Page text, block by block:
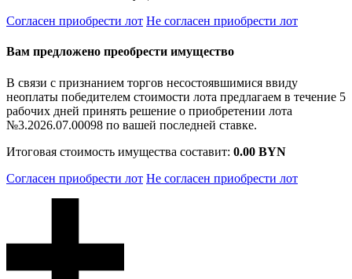
Согласен приобрести лот Не согласен приобрести лот
Вам предложено преобрести имущество
В связи с признанием торгов несостоявшимися ввиду
неоплаты победителем стоимости лота предлагаем в течение 5
рабочих дней принять решение о приобретении лота
№3.2026.07.00098 по вашей последней ставке.
Итоговая стоимость имущества составит: 0.00 BYN
Согласен приобрести лот Не согласен приобрести лот